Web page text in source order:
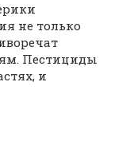
не только
Пестициды
и